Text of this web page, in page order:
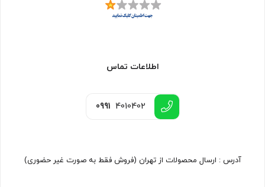
اطلاعات تماس
0991 4010402
آدرس : ارسال محصولات از تهران (فروش فقط به صورت غیر حضوری)